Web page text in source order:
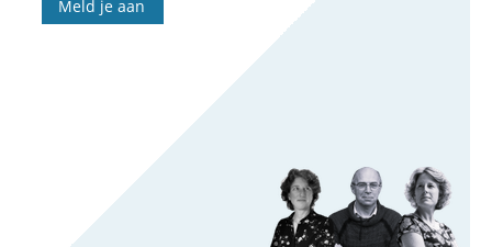
Meld je aan